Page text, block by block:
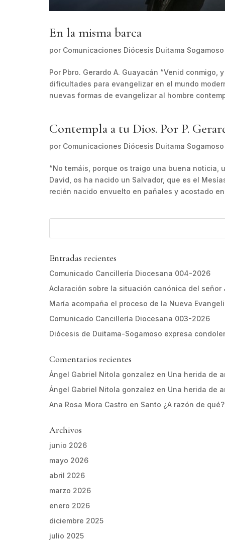
En la misma barca
por Comunicaciones Diócesis Duitama Sogamoso
Por Pbro. Gerardo A. Guayacán “Venid
dificultades para evangelizar en el mundo
nuevas formas de evangelizar al hombre
Contempla a tu Dios. Por P.
por Comunicaciones Diócesis Duitama Sogamoso
“No temáis, porque os traigo una buena
David, os ha nacido un Salvador, que es el
recién nacido envuelto en pañales y acostado
Entradas recientes
Comunicado Cancillería Diocesana 004-2026
Aclaración sobre la situación canónica del señor
María acompaña el proceso de la Nueva
Comunicado Cancillería Diocesana 003-2026
Diócesis de Duitama-Sogamoso expresa
Comentarios recientes
Ángel Gabriel Nitola gonzalez en Una herida de
Ángel Gabriel Nitola gonzalez en Una herida de
Ana Rosa Mora Castro en Santo ¿A razón de qué?
Archivos
junio 2026
mayo 2026
abril 2026
marzo 2026
enero 2026
diciembre 2025
julio 2025